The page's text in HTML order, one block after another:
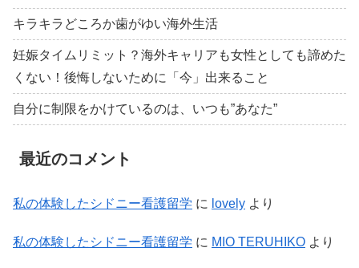
キラキラどころか歯がゆい海外生活
妊娠タイムリミット？海外キャリアも女性としても諦めた
くない！後悔しないために「今」出来ること
自分に制限をかけているのは、いつも”あなた”
最近のコメント
私の体験したシドニー看護留学 に lovely より
私の体験したシドニー看護留学 に MIO TERUHIKO より